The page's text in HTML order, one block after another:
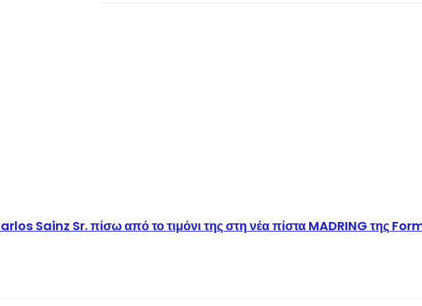
Sainz Sr. πίσω από το τιμόνι της στη νέα πίστα MADRING της